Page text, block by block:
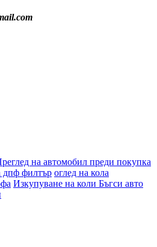
на автомобил преди покупка
дпф филтър оглед на кола
Изкупуване на коли Бъгси авто